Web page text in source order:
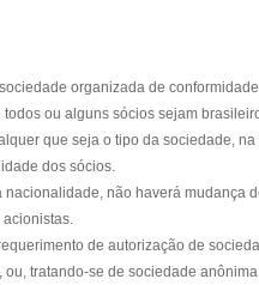
organizada de
ou alguns sócios sejam
que seja o tipo da sociedade,
dos sócios.
não haverá mudança
de autorização de
tratando-se de sociedade